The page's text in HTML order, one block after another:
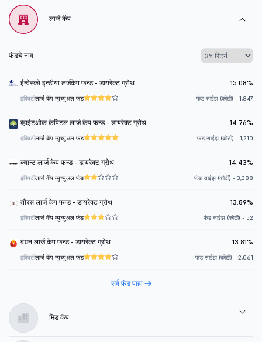
लार्ज कॅप
फंडचे नाव
ईन्वेस्को इन्डीया लर्जकेप फन्ड - डायरेक्ट ग्रोथ 15.08%
इक्विटीलार्ज कॅप म्युच्युअल फंड फंड साईझ (कोटी) - 1,847
व्हाईटओक केपिटल लार्ज केप फन्ड - डायरेक्ट ग्रोथ 14.76%
इक्विटीलार्ज कॅप म्युच्युअल फंड फंड साईझ (कोटी) - 1,210
क्वान्ट लार्ज केप फन्ड - डायरेक्ट ग्रोथ 14.43%
इक्विटीलार्ज कॅप म्युच्युअल फंड फंड साईझ (कोटी) - 3,388
तौरस लार्ज केप फन्ड - डायरेक्ट ग्रोथ 13.89%
इक्विटीलार्ज कॅप म्युच्युअल फंड फंड साईझ (कोटी) - 52
बंधन लार्ज केप फन्ड - डायरेक्ट ग्रोथ 13.81%
इक्विटीलार्ज कॅप म्युच्युअल फंड फंड साईझ (कोटी) - 2,061
सर्व फंड पाहा
मिड कॅप